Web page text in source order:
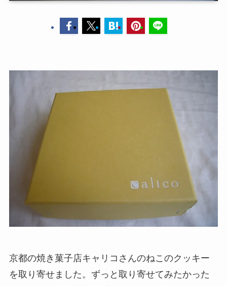
京都の焼き菓子店キャリコさんのねこのクッキー
を取り寄せました。ずっと取り寄せてみたかった